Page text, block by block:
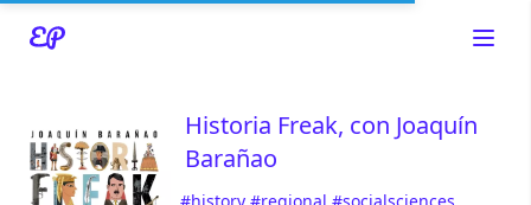
Read about our content policies
Historia Freak, con Joaquín
Barañao